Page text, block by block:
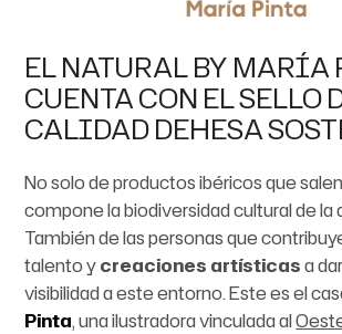
EL NATURAL BY MARÍA
CUENTA CON EL SELLO
CALIDAD DEHESA
No solo de productos ibéricos que
compone la biodiversidad cultural de la
También de las personas que
talento ycreaciones artísticasa
visibilidad a este entorno. Este es el
Pinta, una ilustradora vinculada al